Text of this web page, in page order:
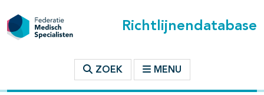
Richtlijnendatabase
ZOEK MENU
binnen deze richtlijn